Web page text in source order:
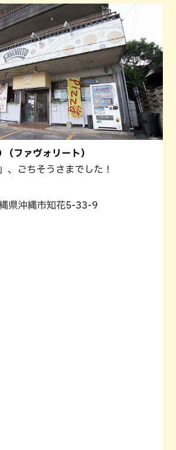
ファヴォリート）
、ごちそうさまでした！
県沖縄市知花5-33-9